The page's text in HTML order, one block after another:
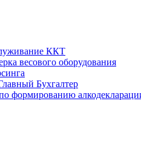
ККТ
весового оборудования
Бухгалтер
формированию